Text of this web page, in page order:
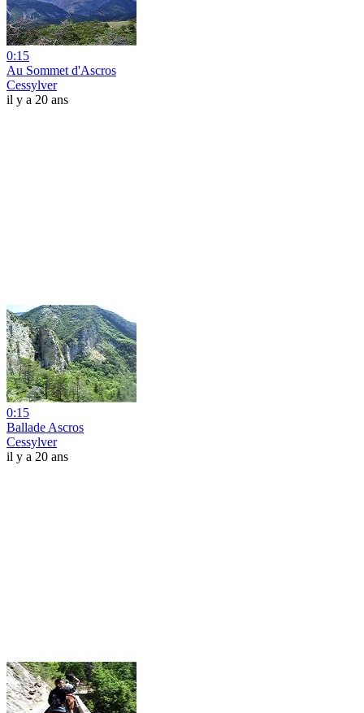
0:15
Au Sommet d'Ascros
Cessylver
il y a 20 ans
0:15
Ballade Ascros
Cessylver
il y a 20 ans